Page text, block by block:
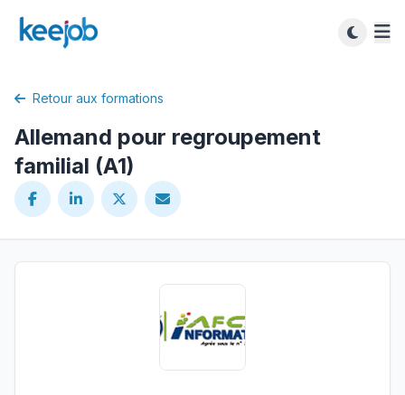
Retour aux formations
Allemand pour regroupement
familial (A1)